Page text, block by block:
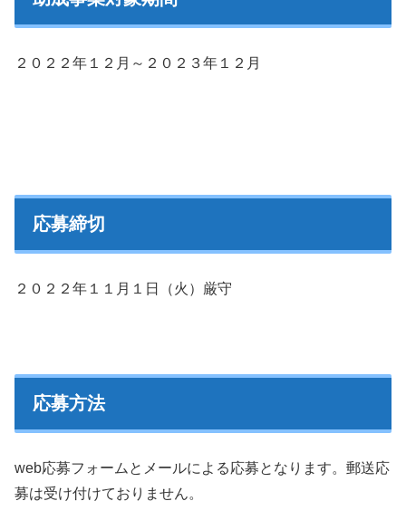
２０２２年１２月～２０２３年１２月
応募締切
２０２２年１１月１日（火）厳守
応募方法
web応募フォームとメールによる応募となります。郵送応
募は受け付けておりません。